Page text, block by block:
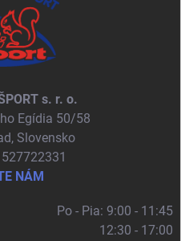
s. r. o.
Egídia 50/58
Slovensko
NÁM
Po - Pia: 9:00 - 11:45
12:30 - 17:00